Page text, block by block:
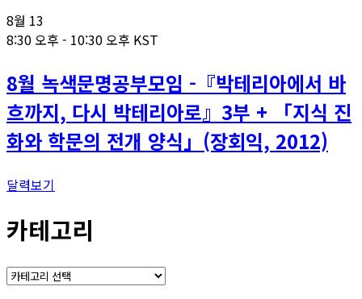
8월 13
8:30 오후 - 10:30 오후 KST
8월 녹색문명공부모임 -『박테리아에서 바
흐까지, 다시 박테리아로』3부 + 「지식 진
화와 학문의 전개 양식」(장회익, 2012)
달력보기
카테고리
카